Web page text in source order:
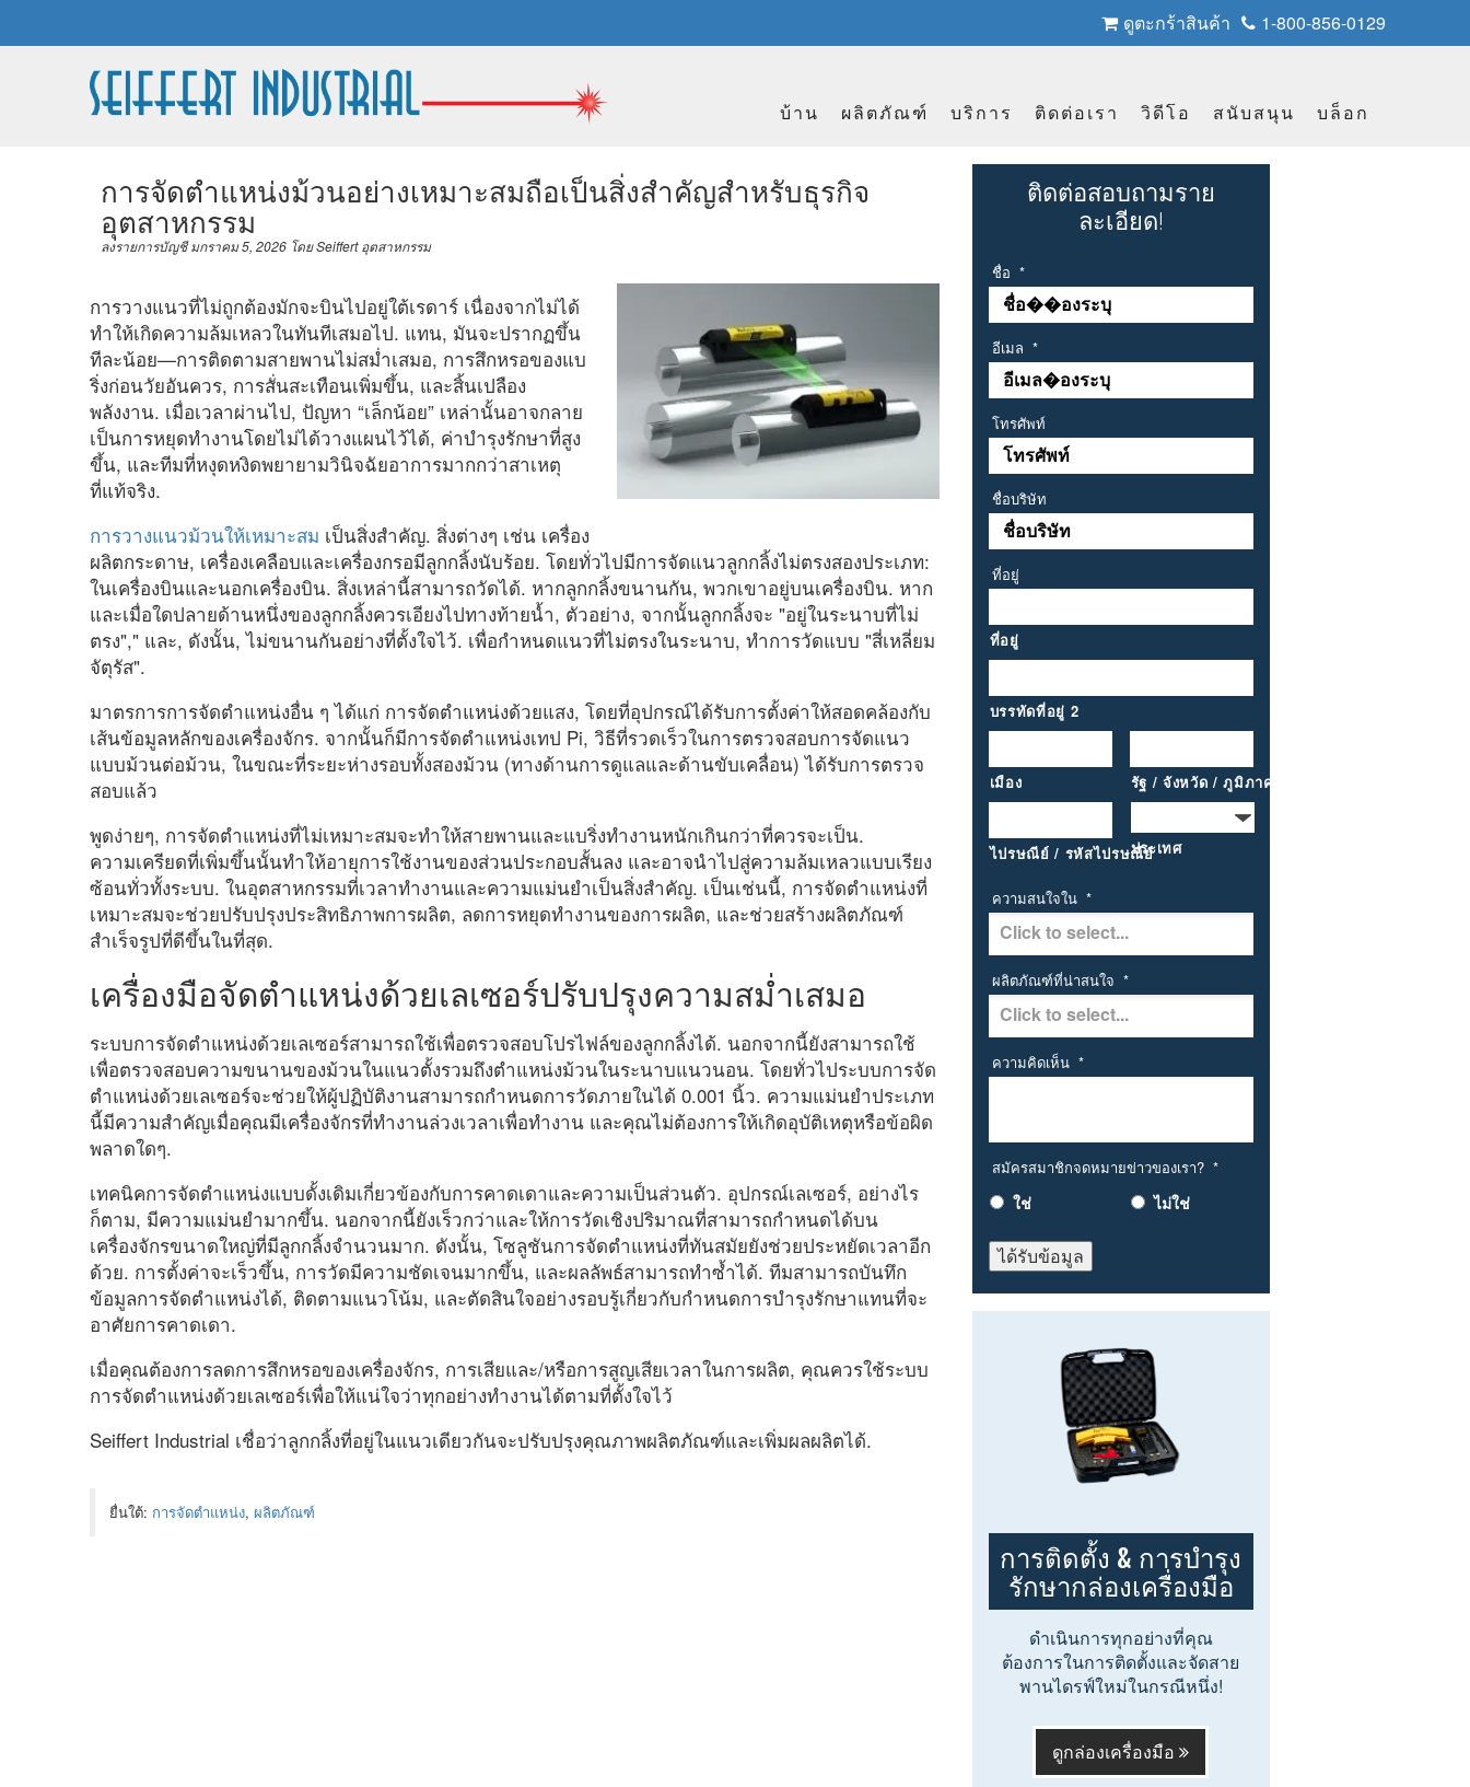
1-800-856-0129
ดูตะกร้าสินค้า
บ้าน ผลิตภัณฑ์ บริการ ติดต่อเรา วิดีโอ สนับสนุน บล็อก
การจัดตำแหน่งม้วนอย่างเหมาะสมถือเป็นสิ่งสำคัญสำหรับธุรกิจ
อุตสาหกรรม
ลงรายการบัญชีมกราคม 5, 2026 โดยSeiffert อุตสาหกรรม
การวางแนวที่ไม่ถูกต้องมักจะบินไปอยู่ใต้เรดาร์ เนื่องจากไม่ได้
ทำให้เกิดความล้มเหลวในทันทีเสมอไป. แทน, มันจะปรากฏขึ้น
ทีละน้อย—การติดตามสายพานไม่สม่ำเสมอ, การสึกหรอของแบ
ริ่งก่อนวัยอันควร, การสั่นสะเทือนเพิ่มขึ้น, และสิ้นเปลือง
พลังงาน. เมื่อเวลาผ่านไป, ปัญหา “เล็กน้อย” เหล่านั้นอาจกลาย
เป็นการหยุดทำงานโดยไม่ได้วางแผนไว้ได้, ค่าบำรุงรักษาที่สูง
ขึ้น, และทีมที่หงุดหงิดพยายามวินิจฉัยอาการมากกว่าสาเหตุ
ที่แท้จริง.
การวางแนวม้วนให้เหมาะสม เป็นสิ่งสำคัญ. สิ่งต่างๆ เช่น เครื่อง
ผลิตกระดาษ, เครื่องเคลือบและเครื่องกรอมีลูกกลิ้งนับร้อย. โดยทั่วไปมีการจัดแนวลูกกลิ้งไม่ตรงสองประเภท:
ในเครื่องบินและนอกเครื่องบิน. สิ่งเหล่านี้สามารถวัดได้. หากลูกกลิ้งขนานกัน, พวกเขาอยู่บนเครื่องบิน. หาก
และเมื่อใดปลายด้านหนึ่งของลูกกลิ้งควรเอียงไปทางท้ายน้ำ, ตัวอย่าง, จากนั้นลูกกลิ้งจะ "อยู่ในระนาบที่ไม่
ตรง"," และ, ดังนั้น, ไม่ขนานกันอย่างที่ตั้งใจไว้. เพื่อกำหนดแนวที่ไม่ตรงในระนาบ, ทำการวัดแบบ "สี่เหลี่ยม
จัตุรัส".
มาตรการการจัดตำแหน่งอื่น ๆ ได้แก่ การจัดตำแหน่งด้วยแสง, โดยที่อุปกรณ์ได้รับการตั้งค่าให้สอดคล้องกับ
เส้นข้อมูลหลักของเครื่องจักร. จากนั้นก็มีการจัดตำแหน่งเทป Pi, วิธีที่รวดเร็วในการตรวจสอบการจัดแนว
แบบม้วนต่อม้วน, ในขณะที่ระยะห่างรอบทั้งสองม้วน (ทางด้านการดูแลและด้านขับเคลื่อน) ได้รับการตรวจ
สอบแล้ว
พูดง่ายๆ, การจัดตำแหน่งที่ไม่เหมาะสมจะทำให้สายพานและแบริ่งทำงานหนักเกินกว่าที่ควรจะเป็น.
ความเครียดที่เพิ่มขึ้นนั้นทำให้อายุการใช้งานของส่วนประกอบสั้นลง และอาจนำไปสู่ความล้มเหลวแบบเรียง
ซ้อนทั่วทั้งระบบ. ในอุตสาหกรรมที่เวลาทำงานและความแม่นยำเป็นสิ่งสำคัญ. เป็นเช่นนี้, การจัดตำแหน่งที่
เหมาะสมจะช่วยปรับปรุงประสิทธิภาพการผลิต, ลดการหยุดทำงานของการผลิต, และช่วยสร้างผลิตภัณฑ์
สำเร็จรูปที่ดีขึ้นในที่สุด.
เครื่องมือจัดตำแหน่งด้วยเลเซอร์ปรับปรุงความสม่ำเสมอ
ระบบการจัดตำแหน่งด้วยเลเซอร์สามารถใช้เพื่อตรวจสอบโปรไฟล์ของลูกกลิ้งได้. นอกจากนี้ยังสามารถใช้
เพื่อตรวจสอบความขนานของม้วนในแนวตั้งรวมถึงตำแหน่งม้วนในระนาบแนวนอน. โดยทั่วไประบบการจัด
ตำแหน่งด้วยเลเซอร์จะช่วยให้ผู้ปฏิบัติงานสามารถกำหนดการวัดภายในได้ 0.001 นิ้ว. ความแม่นยำประเภท
นี้มีความสำคัญเมื่อคุณมีเครื่องจักรที่ทำงานล่วงเวลาเพื่อทำงาน และคุณไม่ต้องการให้เกิดอุบัติเหตุหรือข้อผิด
พลาดใดๆ.
เทคนิคการจัดตำแหน่งแบบดั้งเดิมเกี่ยวข้องกับการคาดเดาและความเป็นส่วนตัว. อุปกรณ์เลเซอร์, อย่างไร
ก็ตาม, มีความแม่นยำมากขึ้น. นอกจากนี้ยังเร็วกว่าและให้การวัดเชิงปริมาณที่สามารถกำหนดได้บน
เครื่องจักรขนาดใหญ่ที่มีลูกกลิ้งจำนวนมาก. ดังนั้น, โซลูชันการจัดตำแหน่งที่ทันสมัยยังช่วยประหยัดเวลาอีก
ด้วย. การตั้งค่าจะเร็วขึ้น, การวัดมีความชัดเจนมากขึ้น, และผลลัพธ์สามารถทำซ้ำได้. ทีมสามารถบันทึก
ข้อมูลการจัดตำแหน่งได้, ติดตามแนวโน้ม, และตัดสินใจอย่างรอบรู้เกี่ยวกับกำหนดการบำรุงรักษาแทนที่จะ
อาศัยการคาดเดา.
เมื่อคุณต้องการลดการสึกหรอของเครื่องจักร, การเสียและ/หรือการสูญเสียเวลาในการผลิต, คุณควรใช้ระบบ
การจัดตำแหน่งด้วยเลเซอร์เพื่อให้แน่ใจว่าทุกอย่างทำงานได้ตามที่ตั้งใจไว้
Seiffert Industrial เชื่อว่าลูกกลิ้งที่อยู่ในแนวเดียวกันจะปรับปรุงคุณภาพผลิตภัณฑ์และเพิ่มผลผลิตได้.
ยื่นใต้: การจัดตำแหน่ง,ผลิตภัณฑ์
ติดต่อสอบถามราย
ละเอียด!
ชื่อ *
อีเมล *
โทรศัพท์
ชื่อบริษัท
ที่อยู่
ที่อยู่
บรรทัดที่อยู่ 2
เมือง รัฐ / จังหวัด / ภูมิภาค
ไปรษณีย์ / รหัสไปรษณีย์ประเทศ
ความสนใจใน *
ผลิตภัณฑ์ที่น่าสนใจ *
ความคิดเห็น *
สมัครสมาชิกจดหมายข่าวของเรา? *
ใช่ ไม่ใช่
ได้รับข้อมูล
การติดตั้ง & การบำรุง
รักษากล่องเครื่องมือ
ดำเนินการทุกอย่างที่คุณ
ต้องการในการติดตั้งและจัดสาย
พานไดรฟ์ใหม่ในกรณีหนึ่ง!
ดูกล่องเครื่องมือ